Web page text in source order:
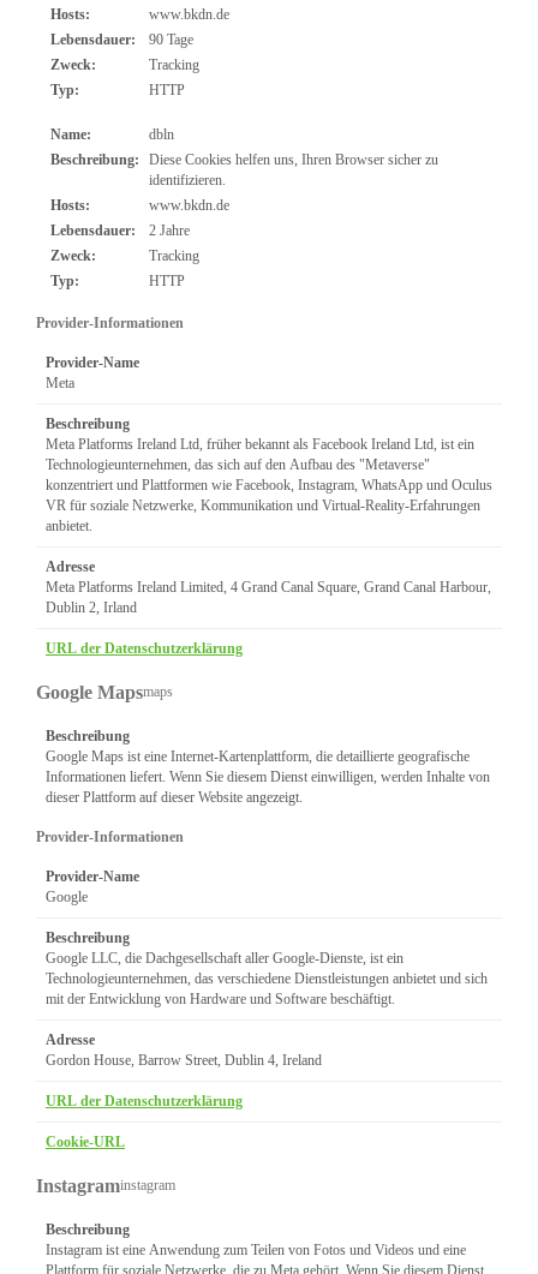
Hosts:
www.bkdn.de
Lebensdauer:
90 Tage
Zweck:
Tracking
Typ:
HTTP
Name:
dbln
Beschreibung:
Diese Cookies helfen uns, Ihren Browser sicher zu
identifizieren.
Hosts:
www.bkdn.de
Lebensdauer:
2 Jahre
Zweck:
Tracking
Typ:
HTTP
Provider-Informationen
Provider-Name
Meta
Beschreibung
Meta Platforms Ireland Ltd, früher bekannt als Facebook Ireland Ltd, ist ein
Technologieunternehmen, das sich auf den Aufbau des "Metaverse"
konzentriert und Plattformen wie Facebook, Instagram, WhatsApp und Oculus
VR für soziale Netzwerke, Kommunikation und Virtual-Reality-Erfahrungen
anbietet.
Adresse
Meta Platforms Ireland Limited, 4 Grand Canal Square, Grand Canal Harbour,
Dublin 2, Irland
URL der Datenschutzerklärung
Google Mapsmaps
Beschreibung
Google Maps ist eine Internet-Kartenplattform, die detaillierte geografische
Informationen liefert. Wenn Sie diesem Dienst einwilligen, werden Inhalte von
dieser Plattform auf dieser Website angezeigt.
Provider-Informationen
Provider-Name
Google
Beschreibung
Google LLC, die Dachgesellschaft aller Google-Dienste, ist ein
Technologieunternehmen, das verschiedene Dienstleistungen anbietet und sich
mit der Entwicklung von Hardware und Software beschäftigt.
Adresse
Gordon House, Barrow Street, Dublin 4, Ireland
URL der Datenschutzerklärung
Cookie-URL
Instagraminstagram
Beschreibung
Instagram ist eine Anwendung zum Teilen von Fotos und Videos und eine
Plattform für soziale Netzwerke, die zu Meta gehört. Wenn Sie diesem Dienst